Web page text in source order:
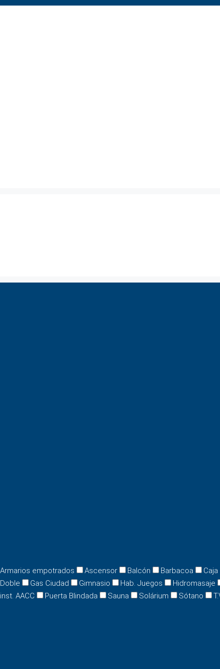
Armarios empotrados Ascensor Balcón Barbacoa
Gas Ciudad Gimnasio Hab. Juegos Hidromasaje
AACC Puerta Blindada Sauna Solárium Sótano